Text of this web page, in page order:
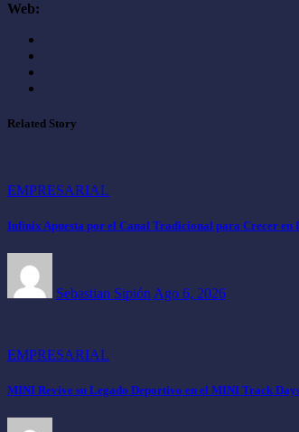
Web:
Related Story
EMPRESARIAL
Infinix Apuesta por el Canal Tradicional para Crecer en
Sebastian Sipión Ago 6, 2026
EMPRESARIAL
MINI Revive su Legado Deportivo en el MINI Track